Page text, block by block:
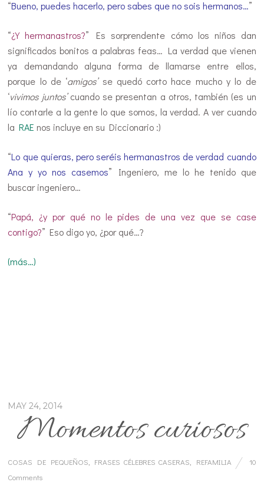
“Bueno, puedes hacerlo, pero sabes que no sois hermanos…”
“¿Y hermanastros?” Es sorprendente cómo los niños dan
significados bonitos a palabras feas… La verdad que vienen
ya demandando alguna forma de llamarse entre ellos,
porque lo de ‘amigos’se quedó corto hace mucho y lo de
‘vivimos juntos’cuando se presentan a otros, también (es un
lío contarle a la gente lo que somos, la verdad. A ver cuando
laRAE nos incluye en su Diccionario :)
“Lo que quieras, pero seréis hermanastros de verdad cuando
Ana y yo nos casemos” Ingeniero, me lo he tenido que
buscar ingeniero…
“Papá, ¿y por qué no le pides de una vez que se case
contigo?” Eso digo yo, ¿por qué…?
(más…)
MAY 24, 2014
Momentos curiosos
COSAS DE PEQUEÑOS FRASES CÉLEBRES CASERAS REFAMILIA
10
Comments